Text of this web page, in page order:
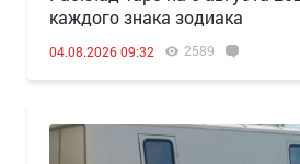
каждого знака зодиака
04.08.2026 09:32 2589